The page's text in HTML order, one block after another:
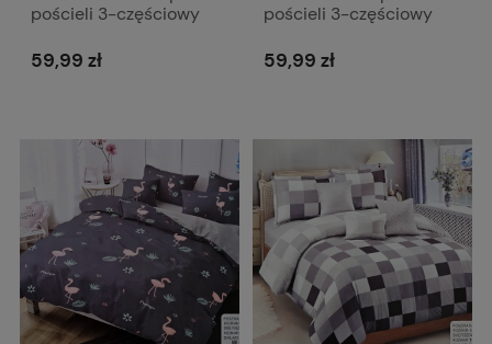
pościeli 3-częściowy
kratę
59,99 zł
pościeli 3-częściowy
planetami
59,99 zł